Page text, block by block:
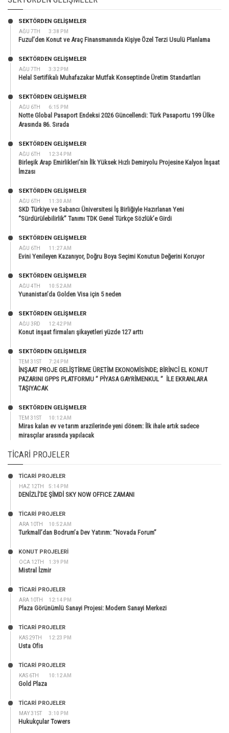
AĞU 7TH 3:38 PM
SEKTÖRDEN GELIŞMELER
Fuzul’den Konut ve Araç Finansmanında Kişiye Özel Terzi Usulü Planlama
AĞU 7TH 3:32 PM
SEKTÖRDEN GELIŞMELER
Helal Sertifikalı Muhafazakar Mutfak Konseptinde Üretim Standartları
AĞU 6TH 6:15 PM
SEKTÖRDEN GELIŞMELER
Notte Global Pasaport Endeksi 2026 Güncellendi: Türk Pasaportu 199 Ülke
Arasında 86. Sırada
AĞU 6TH 12:34 PM
SEKTÖRDEN GELIŞMELER
Birleşik Arap Emirlikleri’nin İlk Yüksek Hızlı Demiryolu Projesine Kalyon İnşaat
İmzası
AĞU 6TH 11:30 AM
SEKTÖRDEN GELIŞMELER
SKD Türkiye ve Sabancı Üniversitesi İş Birliğiyle Hazırlanan Yeni
“Sürdürülebilirlik” Tanımı TDK Genel Türkçe Sözlük’e Girdi
AĞU 6TH 11:27 AM
SEKTÖRDEN GELIŞMELER
Evini Yenileyen Kazanıyor, Doğru Boya Seçimi Konutun Değerini Koruyor
AĞU 4TH 10:52 AM
SEKTÖRDEN GELIŞMELER
Yunanistan’da Golden Visa için 5 neden
AĞU 3RD 12:42 PM
SEKTÖRDEN GELIŞMELER
Konut inşaat firmaları şikayetleri yüzde 127 arttı
TEM 31ST 7:24 PM
SEKTÖRDEN GELIŞMELER
İNŞAAT PROJE GELİŞTİRME ÜRETİM EKONOMİSİNDE; BİRİNCİ EL KONUT
PAZARINI GPPS PLATFORMU ” PİYASA GAYRİMENKUL ” İLE EKRANLARA
TAŞIYACAK
TEM 31ST 10:12 AM
SEKTÖRDEN GELIŞMELER
Miras kalan ev ve tarım arazilerinde yeni dönem: İlk ihale artık sadece
mirasçılar arasında yapılacak
TICARI PROJELER
HAZ 12TH 5:14 PM
TİCARİ PROJELER
DENİZLİ’DE ŞİMDİ SKY NOW OFFICE ZAMANI
ARA 10TH 10:52 AM
TİCARİ PROJELER
Turkmall’dan Bodrum’a Dev Yatırım: “Novada Forum”
OCA 12TH 1:39 PM
KONUT PROJELERI
Mistral İzmir
ARA 10TH 12:14 PM
TİCARİ PROJELER
Plaza Görünümlü Sanayi Projesi: Modern Sanayi Merkezi
KAS 29TH 12:23 PM
TİCARİ PROJELER
Usta Ofis
KAS 6TH 10:12 AM
TİCARİ PROJELER
Gold Plaza
MAY 31ST 3:10 PM
TİCARİ PROJELER
Hukukçular Towers